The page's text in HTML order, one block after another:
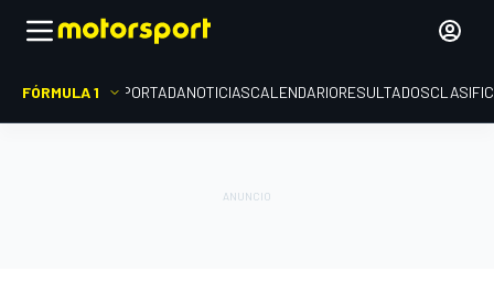
FÓRMULA 1 PORTADANOTICIASCALENDARIORESULTADOS